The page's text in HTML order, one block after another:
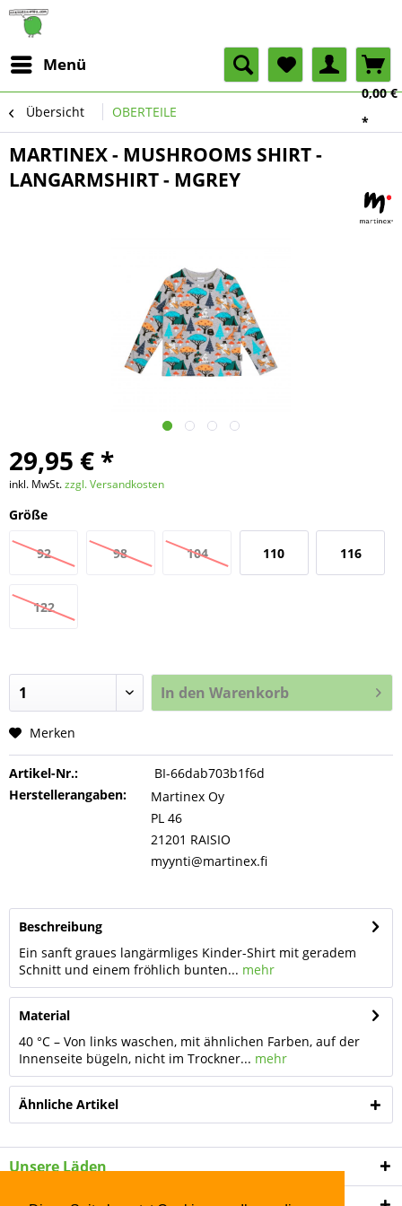
Menü
0,00 €
*
Übersicht OBERTEILE
MARTINEX - MUSHROOMS SHIRT -
LANGARMSHIRT - MGREY
29,95 € *
inkl. MwSt.zzgl. Versandkosten
Größe
92 98 104 110 116
122
In den Warenkorb
Merken
Artikel-Nr.:
BI-66dab703b1f6d
Herstellerangaben:
Martinex Oy
PL 46
21201 RAISIO
myynti@martinex.fi
Beschreibung
Ein sanft graues langärmliges Kinder-Shirt mit geradem
Schnitt und einem fröhlich bunten... mehr
Material
40 °C – Von links waschen, mit ähnlichen Farben, auf der
Innenseite bügeln, nicht im Trockner... mehr
Ähnliche Artikel
Unsere Läden